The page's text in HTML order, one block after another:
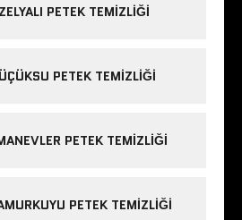
PETEK TEMIZLIĞI
PETEK TEMIZLIĞI
PETEK TEMIZLIĞI
PETEK TEMIZLIĞI